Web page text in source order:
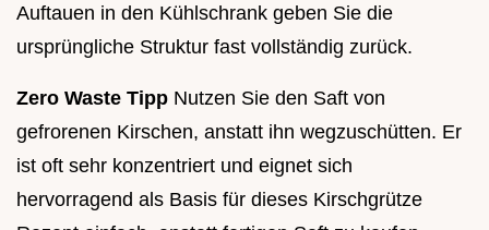
Auftauen in den Kühlschrank geben Sie die
ursprüngliche Struktur fast vollständig zurück.
Zero Waste Tipp Nutzen Sie den Saft von
gefrorenen Kirschen, anstatt ihn wegzuschütten. Er
ist oft sehr konzentriert und eignet sich
hervorragend als Basis für dieses Kirschgrütze